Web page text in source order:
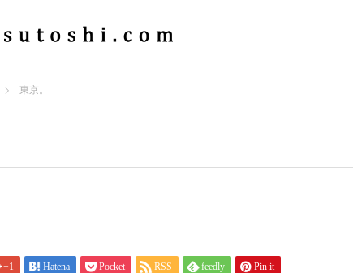
東京。
+1 Hatena Pocket RSS feedly Pin it